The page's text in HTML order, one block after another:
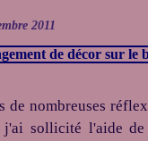
2011
de décor sur le
de nombreuses
j'ai sollicité l'aide